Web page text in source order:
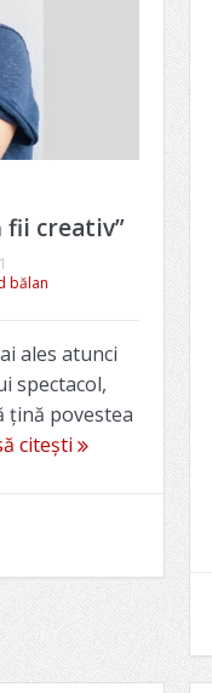
fii creativ”
bălan
ales atunci
spectacol,
țină povestea
citești